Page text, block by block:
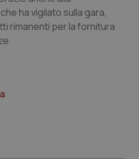
ha vigilato sulla gara,
rimanenti per la fornitura